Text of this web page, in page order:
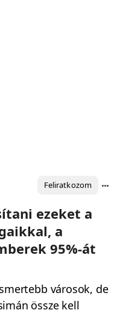
Feliratkozom
ezeket a
a
95%-át
városok, de
össze kell